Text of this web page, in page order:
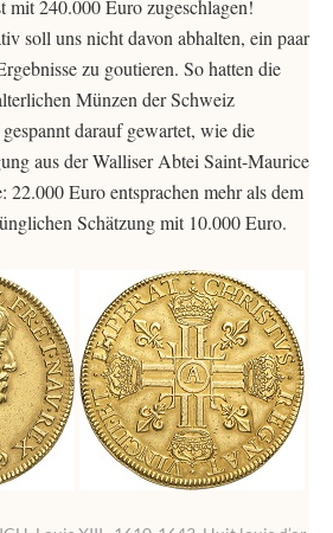
mit 240.000 Euro zugeschlagen!
soll uns nicht davon abhalten, ein paar
zu goutieren. So hatten die
Münzen der Schweiz
darauf gewartet, wie die
aus der Walliser Abtei Saint-Maurice
22.000 Euro entsprachen mehr als dem
Schätzung mit 10.000 Euro.